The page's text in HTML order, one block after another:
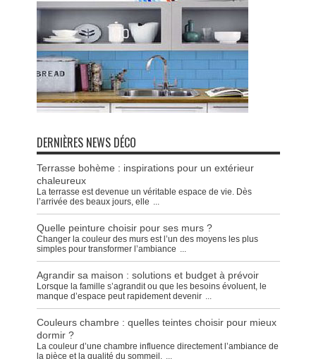
DERNIÈRES NEWS DÉCO
Terrasse bohème : inspirations pour un extérieur
chaleureux
La terrasse est devenue un véritable espace de vie. Dès
l’arrivée des beaux jours, elle ...
Quelle peinture choisir pour ses murs ?
Changer la couleur des murs est l’un des moyens les plus
simples pour transformer l’ambiance ...
Agrandir sa maison : solutions et budget à prévoir
Lorsque la famille s’agrandit ou que les besoins évoluent, le
manque d’espace peut rapidement devenir ...
Couleurs chambre : quelles teintes choisir pour mieux
dormir ?
La couleur d’une chambre influence directement l’ambiance de
la pièce et la qualité du sommeil. ...